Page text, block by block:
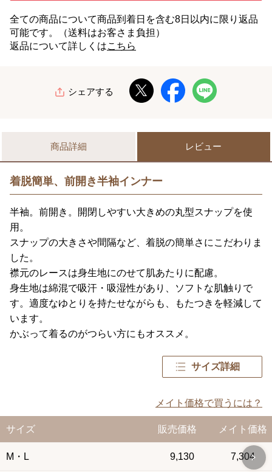
全ての商品について商品到着日を含む8日以内に限り返品
可能です。（送料はお客さま負担）
返品について詳しくはこちら
シェアする
商品詳細 レビュー
着脱簡単、前開き半袖インナー
半袖。前開き。開閉しやすい大きめの丸型スナップを使
用。
スナップの大きさや間隔など、着脱の簡単さにこだわりま
した。
襟元のレースは身生地にのせて肌あたりに配慮。
身生地は綿混で吸汗・吸湿性があり、ソフトな肌触りで
す。適度なゆとりを持たせながらも、もたつきを軽減して
います。
かぶって着るのがつらい方にもオススメ。
サイズ詳細
メイト価格で買うには？
サイズ 販売価格 メイト価格
M・L 9,130 7,304